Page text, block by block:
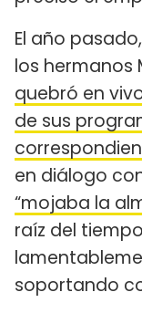
El año
los hermanos
quebró en
de sus
en diálogo
“mojaba la
raíz del
soportando